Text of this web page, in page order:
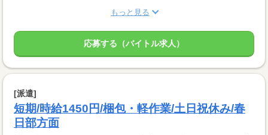
もっと見る
応募する（バイトル求人）
[派遣]
短期/時給1450円/梱包・軽作業/土日祝休み/春
日部方面